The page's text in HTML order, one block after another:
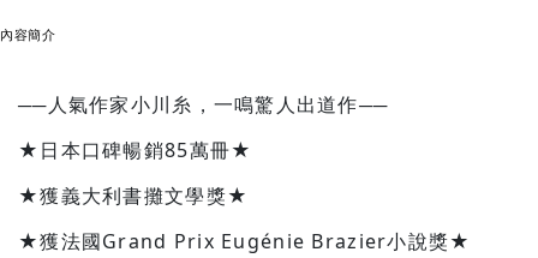
內容簡介
──人氣作家小川糸，一鳴驚人出道作──
★日本口碑暢銷85萬冊★
★獲義大利書攤文學獎★
★獲法國Grand Prix Eugénie Brazier小說獎★